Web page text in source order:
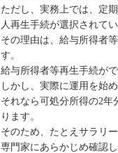
ただし、実務上では、定
人再生手続が選択されてい
その理由は、給与所得者
す。
給与所得者等再生手続が
しかし、実際に運用を始
それなら可処分所得の2
ります。
そのため、たとえサラリ
専門家にあらかじめ確認